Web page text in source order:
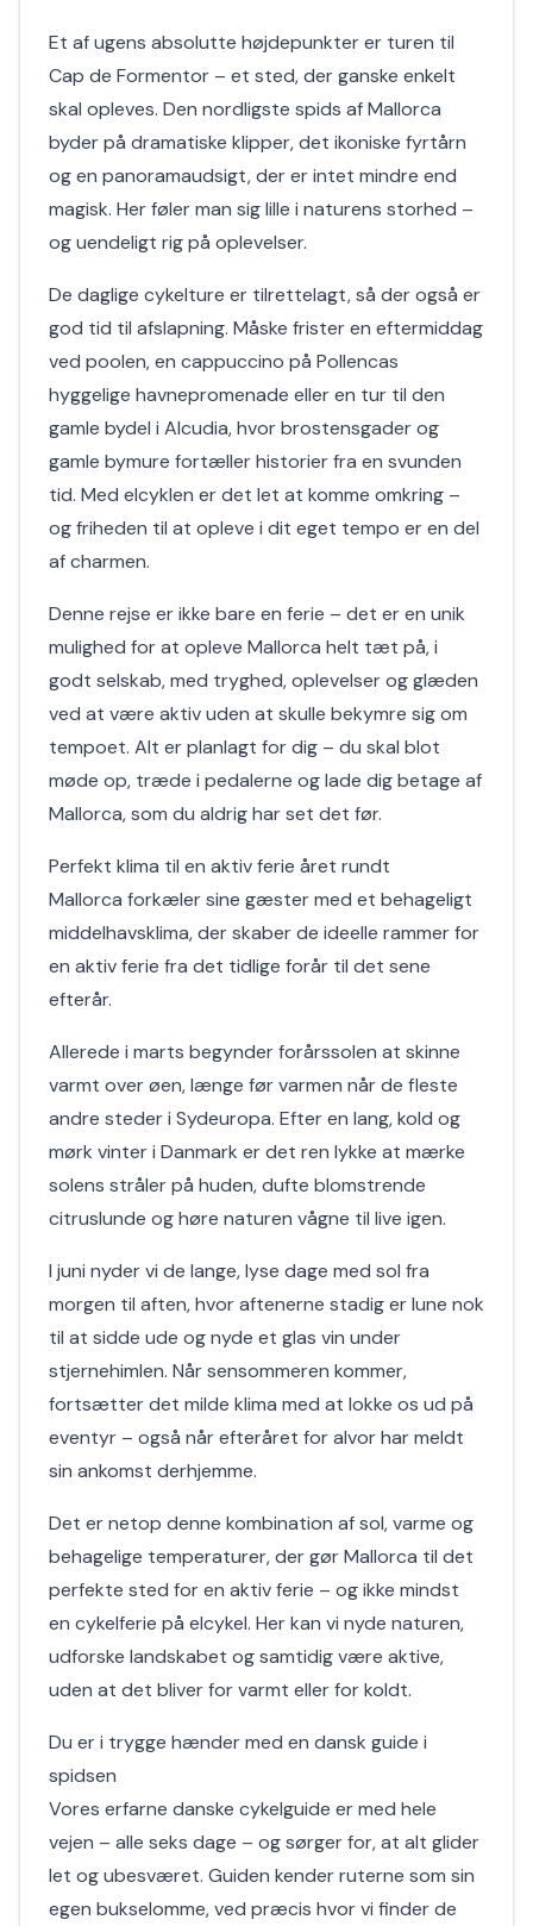
Et af ugens absolutte højdepunkter er turen til
Cap de Formentor – et sted, der ganske enkelt
skal opleves. Den nordligste spids af Mallorca
byder på dramatiske klipper, det ikoniske fyrtårn
og en panoramaudsigt, der er intet mindre end
magisk. Her føler man sig lille i naturens storhed –
og uendeligt rig på oplevelser.
De daglige cykelture er tilrettelagt, så der også er
god tid til afslapning. Måske frister en eftermiddag
ved poolen, en cappuccino på Pollencas
hyggelige havnepromenade eller en tur til den
gamle bydel i Alcudia, hvor brostensgader og
gamle bymure fortæller historier fra en svunden
tid. Med elcyklen er det let at komme omkring –
og friheden til at opleve i dit eget tempo er en del
af charmen.
Denne rejse er ikke bare en ferie – det er en unik
mulighed for at opleve Mallorca helt tæt på, i
godt selskab, med tryghed, oplevelser og glæden
ved at være aktiv uden at skulle bekymre sig om
tempoet. Alt er planlagt for dig – du skal blot
møde op, træde i pedalerne og lade dig betage af
Mallorca, som du aldrig har set det før.
Perfekt klima til en aktiv ferie året rundt
Mallorca forkæler sine gæster med et behageligt
middelhavsklima, der skaber de ideelle rammer for
en aktiv ferie fra det tidlige forår til det sene
efterår.
Allerede i marts begynder forårssolen at skinne
varmt over øen, længe før varmen når de fleste
andre steder i Sydeuropa. Efter en lang, kold og
mørk vinter i Danmark er det ren lykke at mærke
solens stråler på huden, dufte blomstrende
citruslunde og høre naturen vågne til live igen.
I juni nyder vi de lange, lyse dage med sol fra
morgen til aften, hvor aftenerne stadig er lune nok
til at sidde ude og nyde et glas vin under
stjernehimlen. Når sensommeren kommer,
fortsætter det milde klima med at lokke os ud på
eventyr – også når efteråret for alvor har meldt
sin ankomst derhjemme.
Det er netop denne kombination af sol, varme og
behagelige temperaturer, der gør Mallorca til det
perfekte sted for en aktiv ferie – og ikke mindst
en cykelferie på elcykel. Her kan vi nyde naturen,
udforske landskabet og samtidig være aktive,
uden at det bliver for varmt eller for koldt.
Du er i trygge hænder med en dansk guide i
spidsen
Vores erfarne danske cykelguide er med hele
vejen – alle seks dage – og sørger for, at alt glider
let og ubesværet. Guiden kender ruterne som sin
egen bukselomme, ved præcis hvor vi finder de